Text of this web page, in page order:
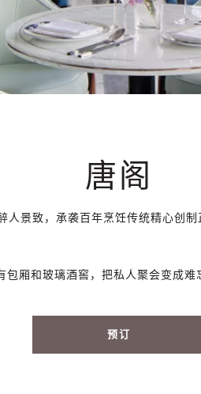
唐阁
景致，承袭百年烹饪传统精心创制
包厢和玻璃酒窖，把私人聚会变成难
预订